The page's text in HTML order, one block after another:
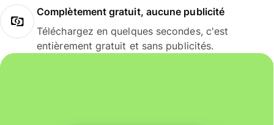
Complètement gratuit, aucune publicité
Téléchargez en quelques secondes, c'est
entièrement gratuit et sans publicités.